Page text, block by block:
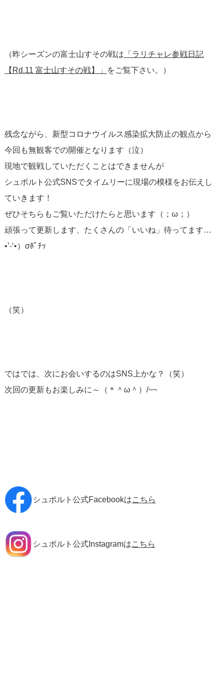
（昨シーズンの富士山すその戦は 「ラリチャレ参戦日記
【Rd.11 富士山すその戦】」
をご覧下さい。）
残念ながら、新型コロナウイルス感染拡大防止の観点から
今回も無観客での開催となります（泣）
現地で観戦していただくことはできませんが
シュポルト公式SNSでタイムリーに現場の模様をお伝えし
ていきます！
ぜひそちらもご覧いただけたらと思います（；ω；）
頑張って更新します、たくさんの「いいね」待ってます…
•’-‘•）σﾎﾟﾁｯ
（笑）
ではでは、次にお会いするのはSNS上かな？（笑）
次回の更新もお楽しみに～（＊＾ω＾）/~~
シュポルト公式Facebookはこちら
シュポルト公式Instagramはこちら